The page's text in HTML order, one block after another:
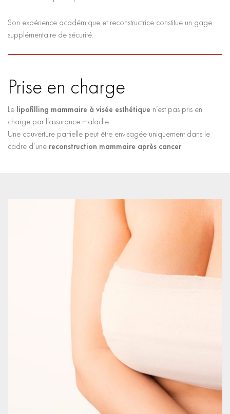
Son expérience académique et reconstructrice constitue un gage
supplémentaire de sécurité.
Prise en charge
Le lipofilling mammaire à visée esthétique n’est pas pris en
charge par l’assurance maladie.
Une couverture partielle peut être envisagée uniquement dans le
cadre d’une reconstruction mammaire après cancer.